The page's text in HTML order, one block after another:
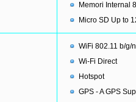
Memori Internal
Micro SD Up to
WiFi 802.11 b/g/n
Wi-Fi Direct
Hotspot
GPS - A GPS